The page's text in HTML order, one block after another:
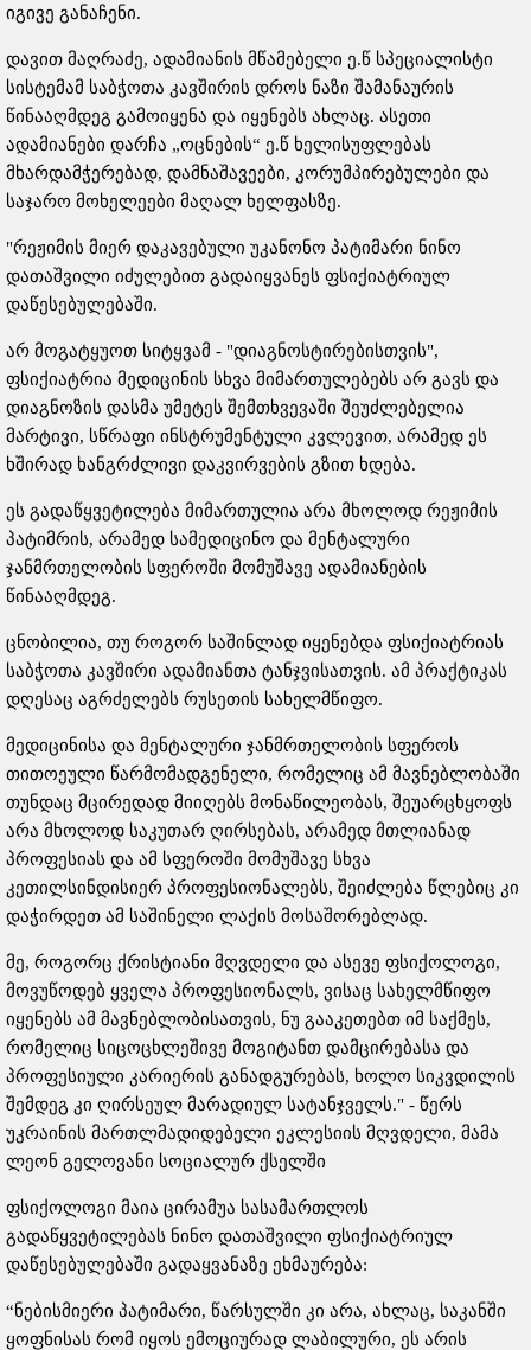
იგივე განაჩენი.
დავით მაღრაძე, ადამიანის მწამებელი ე.წ სპეციალისტი
სისტემამ საბჭოთა კავშირის დროს ნაზი შამანაურის
წინააღმდეგ გამოიყენა და იყენებს ახლაც. ასეთი
ადამიანები დარჩა „ოცნების“ ე.წ ხელისუფლებას
მხარდამჭერებად, დამნაშავეები, კორუმპირებულები და
საჯარო მოხელეები მაღალ ხელფასზე.
"რეჟიმის მიერ დაკავებული უკანონო პატიმარი ნინო
დათაშვილი იძულებით გადაიყვანეს ფსიქიატრიულ
დაწესებულებაში.
არ მოგატყუოთ სიტყვამ - "დიაგნოსტირებისთვის",
ფსიქიატრია მედიცინის სხვა მიმართულებებს არ გავს და
დიაგნოზის დასმა უმეტეს შემთხვევაში შეუძლებელია
მარტივი, სწრაფი ინსტრუმენტული კვლევით, არამედ ეს
ხშირად ხანგრძლივი დაკვირვების გზით ხდება.
ეს გადაწყვეტილება მიმართულია არა მხოლოდ რეჟიმის
პატიმრის, არამედ სამედიცინო და მენტალური
ჯანმრთელობის სფეროში მომუშავე ადამიანების
წინააღმდეგ.
ცნობილია, თუ როგორ საშინლად იყენებდა ფსიქიატრიას
საბჭოთა კავშირი ადამიანთა ტანჯვისათვის. ამ პრაქტიკას
დღესაც აგრძელებს რუსეთის სახელმწიფო.
მედიცინისა და მენტალური ჯანმრთელობის სფეროს
თითოეული წარმომადგენელი, რომელიც ამ მავნებლობაში
თუნდაც მცირედად მიიღებს მონაწილეობას, შეუარცხყოფს
არა მხოლოდ საკუთარ ღირსებას, არამედ მთლიანად
პროფესიას და ამ სფეროში მომუშავე სხვა
კეთილსინდისიერ პროფესიონალებს, შეიძლება წლებიც კი
დაჭირდეთ ამ საშინელი ლაქის მოსაშორებლად.
მე, როგორც ქრისტიანი მღვდელი და ასევე ფსიქოლოგი,
მოვუწოდებ ყველა პროფესიონალს, ვისაც სახელმწიფო
იყენებს ამ მავნებლობისათვის, ნუ გააკეთებთ იმ საქმეს,
რომელიც სიცოცხლეშივე მოგიტანთ დამცირებასა და
პროფესიული კარიერის განადგურებას, ხოლო სიკვდილის
შემდეგ კი ღირსეულ მარადიულ სატანჯველს." - წერს
უკრაინის მართლმადიდებელი ეკლესიის მღვდელი, მამა
ლეონ გელოვანი სოციალურ ქსელში
ფსიქოლოგი მაია ცირამუა სასამართლოს
გადაწყვეტილებას ნინო დათაშვილი ფსიქიატრიულ
დაწესებულებაში გადაყვანაზე ეხმაურება:
“ნებისმიერი პატიმარი, წარსულში კი არა, ახლაც, საკანში
ყოფნისას რომ იყოს ემოციურად ლაბილური, ეს არის